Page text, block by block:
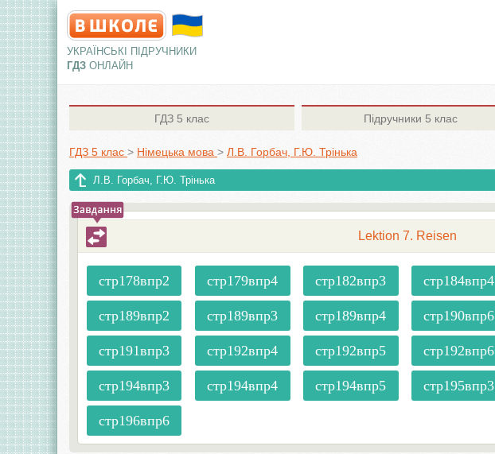
УКРАЇНСЬКІ ПІДРУЧНИКИ
ГДЗ ОНЛАЙН
ГДЗ 5 клас Підручники 5 клас
ГДЗ 5 клас > Німецька мова > Л.В. Горбач, Г.Ю. Трінька
Л.В. Горбач, Г.Ю. Трінька
Lektion 7. Reisen
стр178впр2 стр179впр4 стр182впр3 стр184впр4
стр189впр2 стр189впр3 стр189впр4 стр190впр6
стр191впр3 стр192впр4 стр192впр5 стр192впр6
стр194впр3 стр194впр4 стр194впр5 стр195впр3
стр196впр6